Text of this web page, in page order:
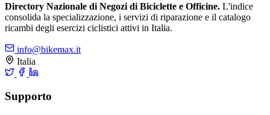
Directory Nazionale di Negozi di Biciclette e Officine. L'indice
consolida la specializzazione, i servizi di riparazione e il catalogo
ricambi degli esercizi ciclistici attivi in Italia.
info@bikemax.it
Italia
Supporto